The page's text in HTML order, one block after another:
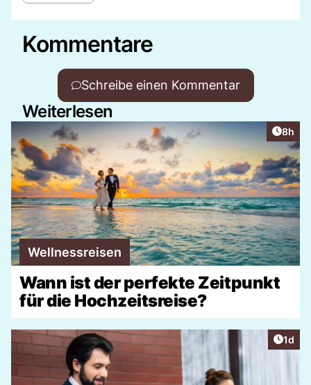
Kommentare
Schreibe einen Kommentar
Weiterlesen
8h
Wellnessreisen
Wann ist der perfekte Zeitpunkt
für die Hochzeitsreise?
1d